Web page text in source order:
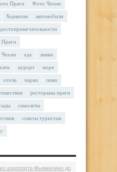
Праги Фото Чехии
Хорватия автомобили
достопримечательности
Праги
Чехии еда замки
курорт море
отели парки пиво
рестораны праги
самолеты
советы туристам
из аэропорта Фьюмичино до